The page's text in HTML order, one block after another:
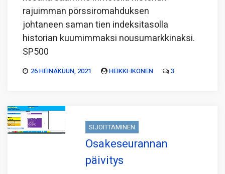
rajuimman pörssiromahduksen
johtaneen saman tien indeksitasolla
historian kuumimmaksi nousumarkkinaksi.
SP500
26 HEINÄKUUN, 2021 HEIKKI-IKONEN 3
SIJOITTAMINEN
Osakeseurannan
päivitys